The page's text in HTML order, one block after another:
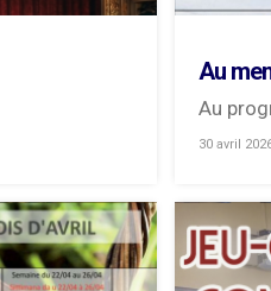
Au
Au
30 avril